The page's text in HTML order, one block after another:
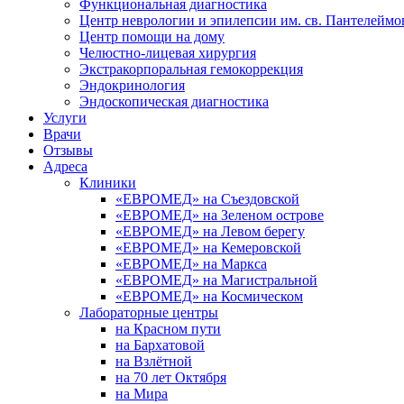
Функциональная диагностика
Центр неврологии и эпилепсии им. св.
Центр помощи на дому
Челюстно-лицевая хирургия
Экстракорпоральная гемокоррекция
Эндокринология
Эндоскопическая диагностика
Услуги
Врачи
Отзывы
Адреса
Клиники
«ЕВРОМЕД» на Съездовской
«ЕВРОМЕД» на Зеленом острове
«ЕВРОМЕД» на Левом берегу
«ЕВРОМЕД» на Кемеровской
«ЕВРОМЕД» на Маркса
«ЕВРОМЕД» на Магистральной
«ЕВРОМЕД» на Космическом
Лабораторные центры
на Красном пути
на Бархатовой
на Взлётной
на 70 лет Октября
на Мира